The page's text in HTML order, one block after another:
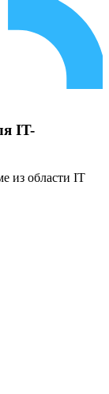
IT-
из области IT